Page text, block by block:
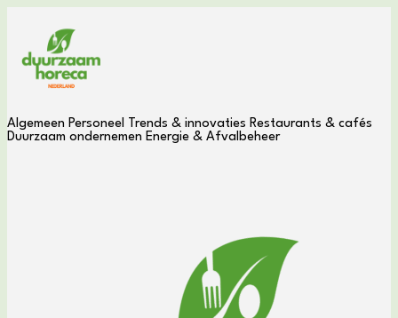
Algemeen Personeel Trends & innovaties Restaurants & cafés
Duurzaam ondernemen Energie & Afvalbeheer